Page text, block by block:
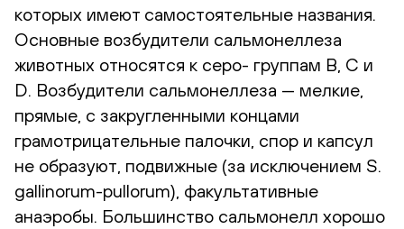
которых имеют самостоятельные названия.
Основные возбудители сальмонеллеза
животных относятся к серо- группам В, С и
D. Возбудители сальмонеллеза — мелкие,
прямые, с закругленными концами
грамотрицательные палочки, спор и капсул
не образуют, подвижные (за исключением S.
gallinorum-pullorum), факультативные
анаэробы. Большинство сальмонелл хорошо